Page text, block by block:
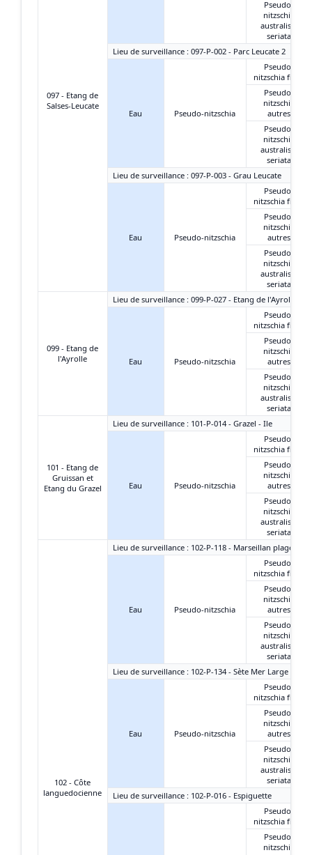
097 - Etang de
Salses-Leucate
Pseudo-
nitzschia
australis +
seriata
Lieu de surveillance : 097-P-002 - Parc Leucate 2
Eau Pseudo-nitzschia
Pseudo-
nitzschia fines
Pseudo-
nitzschia
autres
Pseudo-
nitzschia
australis +
seriata
Lieu de surveillance : 097-P-003 - Grau Leucate
Eau Pseudo-nitzschia
Pseudo-
nitzschia fines
Pseudo-
nitzschia
autres
Pseudo-
nitzschia
australis +
seriata
099 - Etang de
l'Ayrolle
Lieu de surveillance : 099-P-027 - Etang de l'Ayrolle -
Eau Pseudo-nitzschia
Pseudo-
nitzschia fines
Pseudo-
nitzschia
autres
Pseudo-
nitzschia
australis +
seriata
101 - Etang de
Gruissan et
Etang du Grazel
Lieu de surveillance : 101-P-014 - Grazel - Ile
Eau Pseudo-nitzschia
Pseudo-
nitzschia fines
Pseudo-
nitzschia
autres
Pseudo-
nitzschia
australis +
seriata
102 - Côte
languedocienne
Lieu de surveillance : 102-P-118 - Marseillan plage-est
Eau Pseudo-nitzschia
Pseudo-
nitzschia fines
Pseudo-
nitzschia
autres
Pseudo-
nitzschia
australis +
seriata
Lieu de surveillance : 102-P-134 - Sète Mer Large
Eau Pseudo-nitzschia
Pseudo-
nitzschia fines
Pseudo-
nitzschia
autres
Pseudo-
nitzschia
australis +
seriata
Lieu de surveillance : 102-P-016 - Espiguette
Pseudo-
nitzschia fines
Pseudo-
nitzschia